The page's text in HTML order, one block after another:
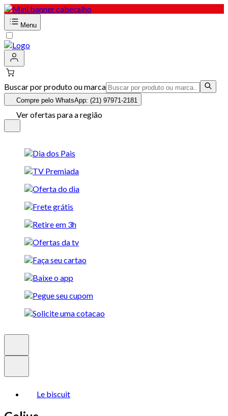
Menu
Buscar por produto ou marca
Compre pelo WhatsApp: (21) 97971-2181
Ver ofertas para a região
Le biscuit